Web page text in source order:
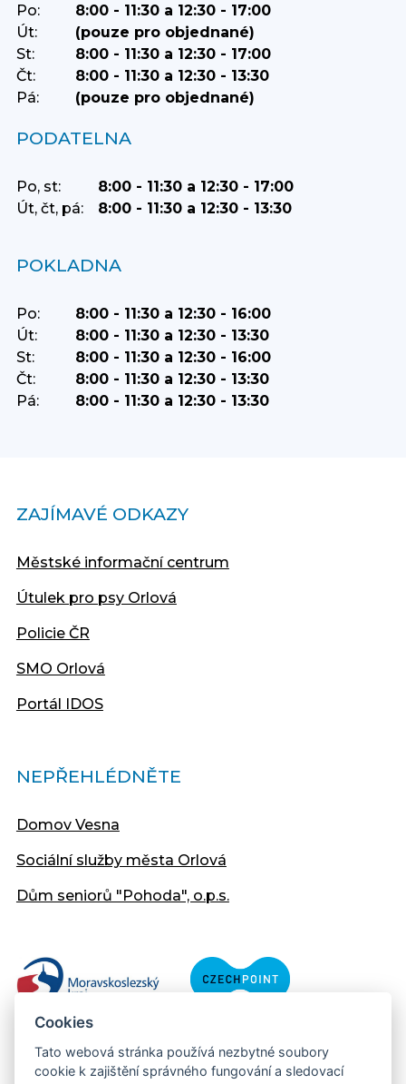
Po:
8:00 - 11:30 a 12:30 - 17:00
Út:
(pouze pro objednané)
St:
8:00 - 11:30 a 12:30 - 17:00
Čt:
8:00 - 11:30 a 12:30 - 13:30
Pá:
(pouze pro objednané)
PODATELNA
Po, st:
8:00 - 11:30 a 12:30 - 17:00
Út, čt, pá:
8:00 - 11:30 a 12:30 - 13:30
POKLADNA
Po:
8:00 - 11:30 a 12:30 - 16:00
Út:
8:00 - 11:30 a 12:30 - 13:30
St:
8:00 - 11:30 a 12:30 - 16:00
Čt:
8:00 - 11:30 a 12:30 - 13:30
Pá:
8:00 - 11:30 a 12:30 - 13:30
ZAJÍMAVÉ ODKAZY
Městské informační centrum
Útulek pro psy Orlová
Policie ČR
SMO Orlová
Portál IDOS
NEPŘEHLÉDNĚTE
Domov Vesna
Sociální služby města Orlová
Dům seniorů "Pohoda", o.p.s.
Cookies
Tato webová stránka používá nezbytné soubory
cookie k zajištění správného fungování a sledovací